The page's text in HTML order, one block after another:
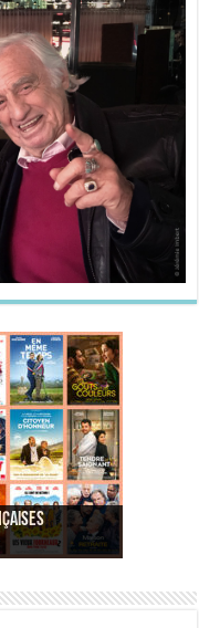
du Père
?
Marie Poiré
?